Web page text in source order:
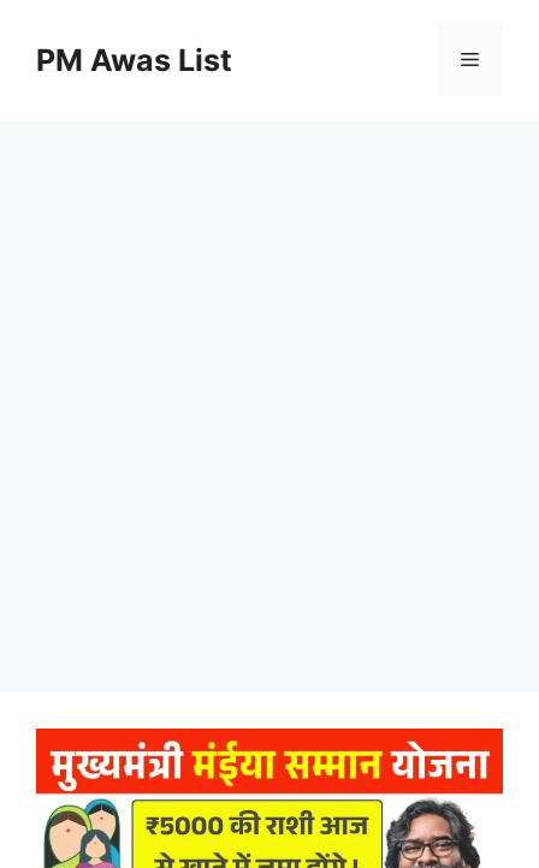
PM Awas List Menu